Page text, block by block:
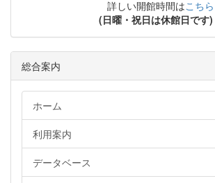
詳しい開館時間はこちら
(日曜・祝日は休館日です)
総合案内
ホーム
利用案内
データベース